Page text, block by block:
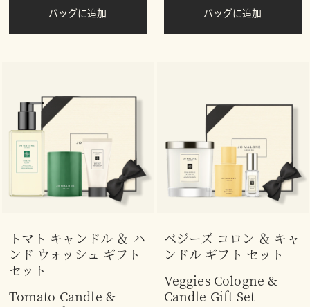
バッグに追加 バッグに追加
トマト キャンドル ＆ ハ
ンド ウォッシュ ギフト
セット
Tomato Candle &
ベジーズ コロン ＆ キャ
ンドル ギフト セット
Veggies Cologne &
Candle Gift Set